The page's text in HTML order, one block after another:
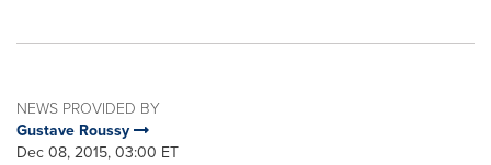
NEWS PROVIDED BY
Gustave Roussy
Dec 08, 2015, 03:00 ET